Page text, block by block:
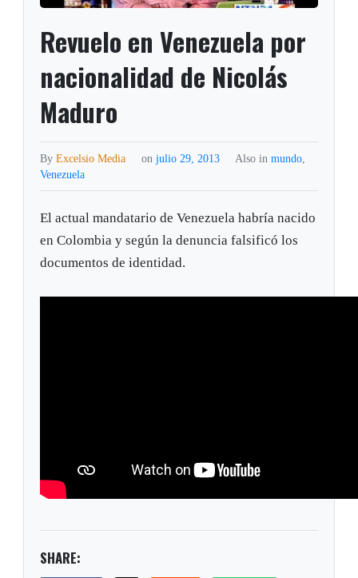
Revuelo en Venezuela por
nacionalidad de Nicolás
Maduro
ByExcelsio Media on julio 29, 2013 Also in mundo,
Venezuela
El actual mandatario de Venezuela habría nacido
en Colombia y según la denuncia falsificó los
documentos de identidad.
SHARE: